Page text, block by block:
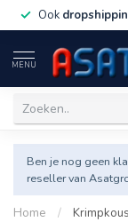
Ook
MENU
Ben je nog geen
reseller van
Home /